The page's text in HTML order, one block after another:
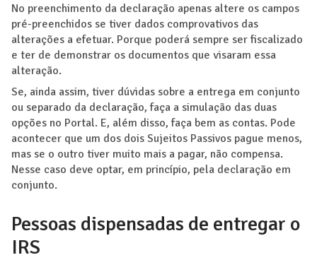
No preenchimento da declaração apenas altere os campos
pré-preenchidos se tiver dados comprovativos das
alterações a efetuar. Porque poderá sempre ser fiscalizado
e ter de demonstrar os documentos que visaram essa
alteração.
Se, ainda assim, tiver dúvidas sobre a entrega em conjunto
ou separado da declaração, faça a simulação das duas
opções no Portal. E, além disso, faça bem as contas. Pode
acontecer que um dos dois Sujeitos Passivos pague menos,
mas se o outro tiver muito mais a pagar, não compensa.
Nesse caso deve optar, em princípio, pela declaração em
conjunto.
Pessoas dispensadas de entregar o
IRS